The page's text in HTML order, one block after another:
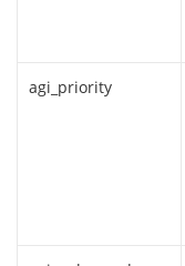
agi_priority